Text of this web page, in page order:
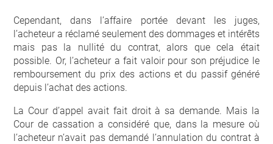
Cependant, dans l’affaire portée devant les juges,
l’acheteur a réclamé seulement des dommages et intérêts
mais pas la nullité du contrat, alors que cela était
possible. Or, l’acheteur a fait valoir pour son préjudice le
remboursement du prix des actions et du passif généré
depuis l’achat des actions.
La Cour d’appel avait fait droit à sa demande. Mais la
Cour de cassation a considéré que, dans la mesure où
l’acheteur n’avait pas demandé l’annulation du contrat à